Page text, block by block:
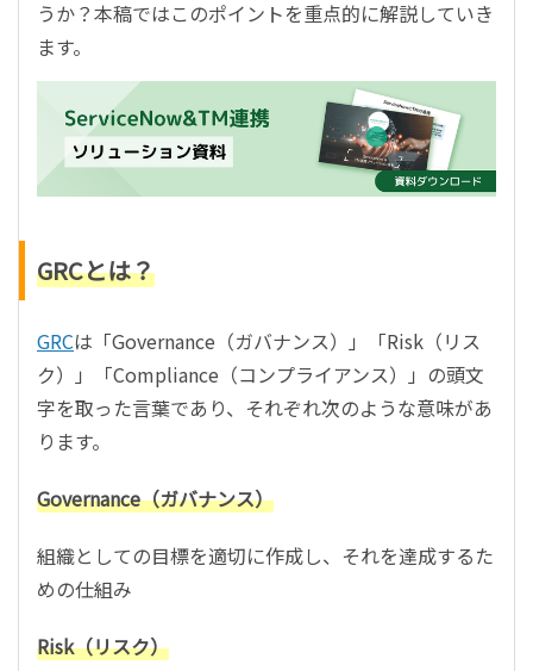
うか？本稿ではこのポイントを重点的に解説していき
ます。
GRCとは？
GRCは「Governance（ガバナンス）」「Risk（リス
ク）」「Compliance（コンプライアンス）」の頭文
字を取った言葉であり、それぞれ次のような意味があ
ります。
Governance（ガバナンス）
組織としての目標を適切に作成し、それを達成するた
めの仕組み
Risk（リスク）